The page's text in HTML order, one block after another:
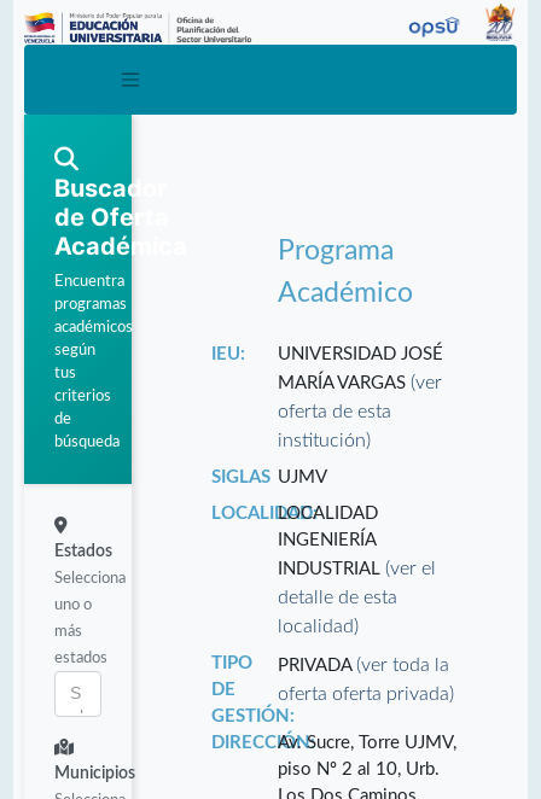
Buscador
de Oferta
Académica
Encuentra
programas
académicos
según
tus
criterios
de
búsqueda
Estados
Selecciona
uno o
más
estados
Municipios
Programa
Académico
IEU:
UNIVERSIDAD JOSÉ
MARÍA VARGAS(ver
oferta de esta
institución)
SIGLAS UJMV
LOCALIDAD:LOCALIDAD
INGENIERÍA
INDUSTRIAL(ver el
detalle de esta
localidad)
TIPO
DE
GESTIÓN:
PRIVADA(ver toda la
oferta oferta privada)
DIRECCIÓN:Av. Sucre, Torre UJMV,
piso Nº 2 al 10, Urb.